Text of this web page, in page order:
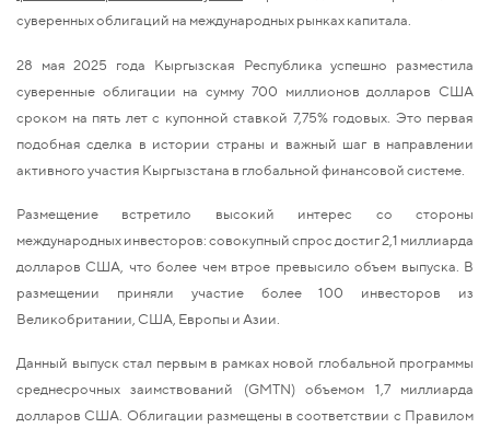
суверенных облигаций на международных рынках капитала.
28 мая 2025 года Кыргызская Республика успешно разместила
суверенные облигации на сумму 700 миллионов долларов США
сроком на пять лет с купонной ставкой 7,75% годовых. Это первая
подобная сделка в истории страны и важный шаг в направлении
активного участия Кыргызстана в глобальной финансовой системе.
Размещение встретило высокий интерес со стороны
международных инвесторов: совокупный спрос достиг 2,1 миллиарда
долларов США, что более чем втрое превысило объем выпуска. В
размещении приняли участие более 100 инвесторов из
Великобритании, США, Европы и Азии.
Данный выпуск стал первым в рамках новой глобальной программы
среднесрочных заимствований (GMTN) объемом 1,7 миллиарда
долларов США. Облигации размещены в соответствии с Правилом